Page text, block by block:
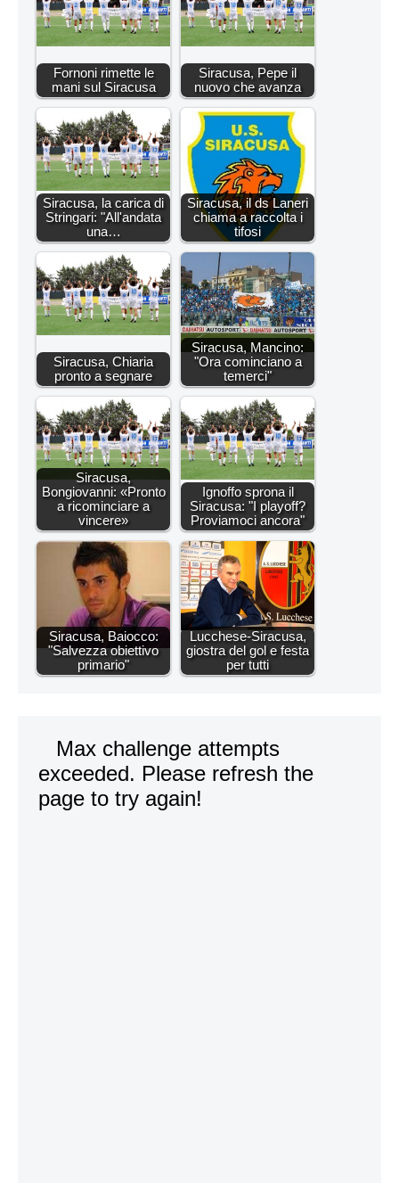
Fornoni rimette le
mani sul Siracusa
Siracusa, Pepe il
nuovo che avanza
Siracusa, la carica di
Stringari: "All'andata
una…
Siracusa, il ds Laneri
chiama a raccolta i
tifosi
Siracusa, Chiaria
pronto a segnare
Siracusa, Mancino:
"Ora cominciano a
temerci"
Siracusa,
Bongiovanni: «Pronto
a ricominciare a
vincere»
Ignoffo sprona il
Siracusa: "I playoff?
Proviamoci ancora"
Siracusa, Baiocco:
"Salvezza obiettivo
primario"
Lucchese-Siracusa,
giostra del gol e festa
per tutti